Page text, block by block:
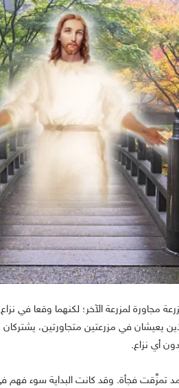
مجاورة لمزرعة الآخر؛ لكنهما وقعا في
اللذين يعيشان في مزرعتين متجاورتين،
أي نزاع.
تمزَّقت فجأة. وقد كانت البداية سوء